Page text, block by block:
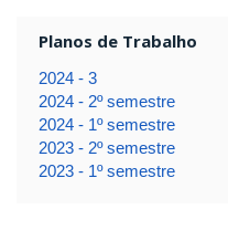
Planos de Trabalho
2024 - 3
2024 - 2º semestre
2024 - 1º semestre
2023 - 2º semestre
2023 - 1º semestre